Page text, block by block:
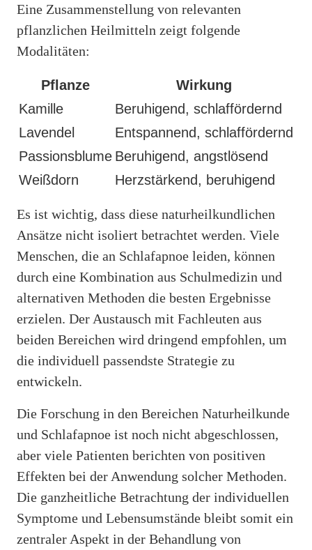
Eine Zusammenstellung von relevanten
pflanzlichen Heilmitteln zeigt folgende
Modalitäten:
Pflanze
Wirkung
Kamille
Beruhigend, schlaffördernd
Lavendel
Entspannend, schlaffördernd
Passionsblume Beruhigend, angstlösend
Weißdorn
Herzstärkend, beruhigend
Es ist wichtig, dass diese naturheilkundlichen
Ansätze nicht isoliert betrachtet werden. Viele
Menschen, die an Schlafapnoe leiden, können
durch eine Kombination aus Schulmedizin und
alternativen Methoden die besten Ergebnisse
erzielen. Der Austausch mit Fachleuten aus
beiden Bereichen wird dringend empfohlen, um
die individuell passendste Strategie zu
entwickeln.
Die Forschung in den Bereichen Naturheilkunde
und Schlafapnoe ist noch nicht abgeschlossen,
aber viele Patienten berichten von positiven
Effekten bei der Anwendung solcher Methoden.
Die ganzheitliche Betrachtung der individuellen
Symptome und Lebensumstände bleibt somit ein
zentraler Aspekt in der Behandlung von